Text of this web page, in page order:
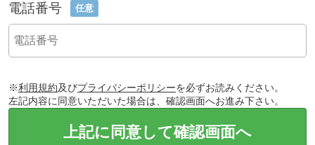
電話番号 任意
※利用規約及びプライバシーポリシーを必ずお読みください。
左記内容に同意いただいた場合は、確認画面へお進み下さい。
上記に同意して確認画面へ